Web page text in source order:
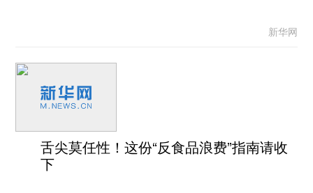
新华网
舌尖莫任性！这份“反食品浪费”指南请收
下